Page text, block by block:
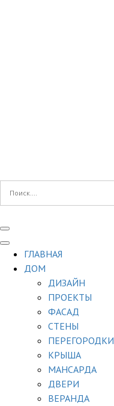
ГЛАВНАЯ
ДОМ
ДИЗАЙН
ПРОЕКТЫ
ФАСАД
СТЕНЫ
ПЕРЕГОРОДКИ
КРЫША
МАНСАРДА
ДВЕРИ
ВЕРАНДА